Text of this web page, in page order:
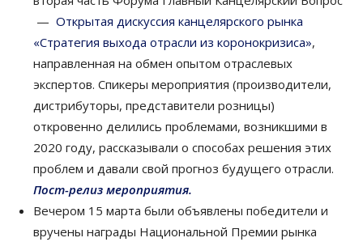
— Открытая дискуссия канцелярского рынка
«Стратегия выхода отрасли из коронокризиса»,
направленная на обмен опытом отраслевых
экспертов. Cпикеры мероприятия (производители,
дистрибуторы, представители розницы)
откровенно делились проблемами, возникшими в
2020 году, рассказывали о способах решения этих
проблем и давали свой прогноз будущего отрасли.
Пост-релиз мероприятия.
Вечером 15 марта были объявлены победители и
вручены награды Национальной Премии рынка